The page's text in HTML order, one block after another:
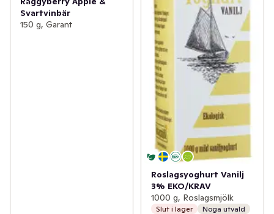
Svartvinbär
150 g, Garant
Roslagsyoghurt Vanilj
3% EKO/KRAV
1000 g, Roslagsmjölk
Slut i lager Noga utvald